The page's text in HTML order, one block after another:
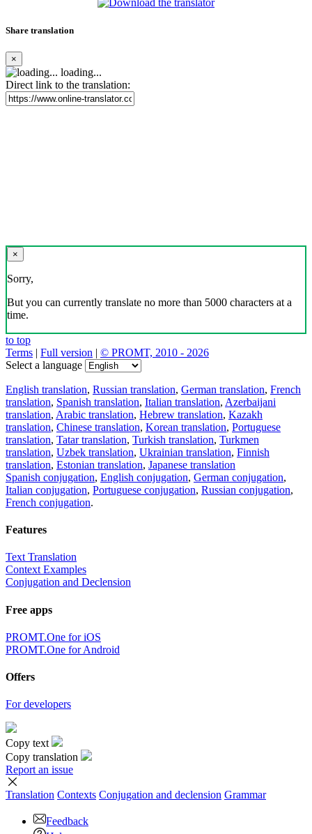
Share translation
×
loading...
Direct link to the translation:
×
Sorry,
But you can currently translate no more than 5000 characters at a
time.
to top
Terms | Full version | © PROMT, 2010 - 2026
Select a language
English translation, Russian translation, German translation, French
translation, Spanish translation, Italian translation, Azerbaijani
translation, Arabic translation, Hebrew translation, Kazakh
translation, Chinese translation, Korean translation, Portuguese
translation, Tatar translation, Turkish translation, Turkmen
translation, Uzbek translation, Ukrainian translation, Finnish
translation, Estonian translation, Japanese translation
Spanish conjugation, English conjugation, German conjugation,
Italian conjugation, Portuguese conjugation, Russian conjugation,
French conjugation.
Features
Text Translation
Context Examples
Conjugation and Declension
Free apps
PROMT.One for iOS
PROMT.One for Android
Offers
For developers
Copy text
Copy translation
Report an issue
Translation Contexts Conjugation and declension Grammar
Feedback